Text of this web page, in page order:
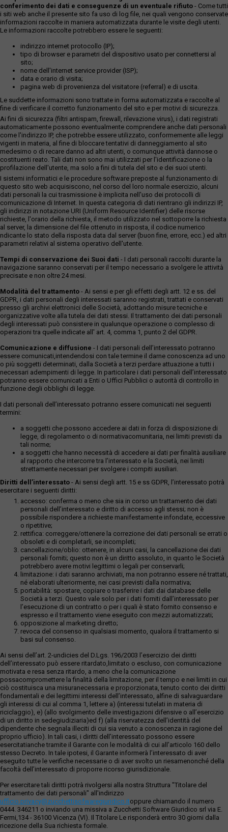
conferimento dei dati e conseguenze di un eventuale rifiuto - Come tutti
i siti web anche il presente sito fa uso di log file, nei quali vengono conservate
informazioni raccolte in maniera automatizzata durante le visite degli utenti.
Le informazioni raccolte potrebbero essere le seguenti:
indirizzo internet protocollo (IP);
tipo di browser e parametri del dispositivo usato per connettersi al
sito;
nome dell'internet service provider (ISP);
data e orario di visita;
pagina web di provenienza del visitatore (referral) e di uscita.
Le suddette informazioni sono trattate in forma automatizzata e raccolte al
fine di verificare il corretto funzionamento del sito e per motivi di sicurezza.
Ai fini di sicurezza (filtri antispam, firewall, rilevazione virus), i dati registrati
automaticamente possono eventualmente comprendere anche dati personali
come l'indirizzo IP, che potrebbe essere utilizzato, conformemente alle leggi
vigenti in materia, al fine di bloccare tentativi di danneggiamento al sito
medesimo o di recare danno ad altri utenti, o comunque attività dannose o
costituenti reato. Tali dati non sono mai utilizzati per l'identificazione o la
profilazione dell'utente, ma solo a fini di tutela del sito e dei suoi utenti.
I sistemi informatici e le procedure software preposte al funzionamento di
questo sito web acquisiscono, nel corso del loro normale esercizio, alcuni
dati personali la cui trasmissione è implicita nell'uso dei protocolli di
comunicazione di Internet. In questa categoria di dati rientrano gli indirizzi IP,
gli indirizzi in notazione URI (Uniform Resource Identifier) delle risorse
richieste, l'orario della richiesta, il metodo utilizzato nel sottoporre la richiesta
al server, la dimensione del file ottenuto in risposta, il codice numerico
ndicante lo stato della risposta data dal server (buon fine, errore, ecc.) ed altri
parametri relativi al sistema operativo dell'utente.
Tempi di conservazione dei Suoi dati - I dati personali raccolti durante la
navigazione saranno conservati per il tempo necessario a svolgere le attività
precisate e non oltre 24 mesi.
Modalità del trattamento - Ai sensi e per gli effetti degli artt. 12 e ss. del
GDPR, i dati personali degli interessati saranno registrati, trattati e conservati
presso gli archivi elettronici delle Società, adottando misure tecniche e
organizzative volte alla tutela dei dati stessi. Il trattamento dei dati personali
degli interessati può consistere in qualunque operazione o complesso di
operazioni tra quelle indicate all' art. 4, comma 1, punto 2 del GDPR.
Comunicazione e diffusione - I dati personali dell’interessato potranno
essere comunicati,intendendosi con tale termine il darne conoscenza ad uno
o più soggetti determinati, dalla Società a terzi perdare attuazione a tutti i
necessari adempimenti di legge. In particolare i dati personali dell’interessato
potranno essere comunicati a Enti o Uffici Pubblici o autorità di controllo in
funzione degli obblighi di legge.
I dati personali dell’interessato potranno essere comunicati nei seguenti
termini:
a soggetti che possono accedere ai dati in forza di disposizione di
legge, di regolamento o di normativacomunitaria, nei limiti previsti da
tali norme;
a soggetti che hanno necessità di accedere ai dati per finalità ausiliare
al rapporto che intercorre tra l’interessato e la Società, nei limiti
strettamente necessari per svolgere i compiti ausiliari.
Diritti dell’interessato - Ai sensi degli artt. 15 e ss GDPR, l’interessato potrà
esercitare i seguenti diritti:
accesso: conferma o meno che sia in corso un trattamento dei dati
personali dell’interessato e diritto di accesso agli stessi; non è
possibile rispondere a richieste manifestamente infondate, eccessive
o ripetitive;
rettifica: correggere/ottenere la correzione dei dati personali se errati o
obsoleti e di completarli, se incompleti;
cancellazione/oblio: ottenere, in alcuni casi, la cancellazione dei dati
personali forniti; questo non è un diritto assoluto, in quanto le Società
potrebbero avere motivi legittimi o legali per conservarli;
limitazione: i dati saranno archiviati, ma non potranno essere né trattati,
né elaborati ulteriormente, nei casi previsti dalla normativa;
portabilità: spostare, copiare o trasferire i dati dai database delle
Società a terzi. Questo vale solo per i dati forniti dall’interessato per
l’esecuzione di un contratto o per i quali è stato fornito consenso e
espresso e il trattamento viene eseguito con mezzi automatizzati;
opposizione al marketing diretto;
revoca del consenso in qualsiasi momento, qualora il trattamento si
basi sul consenso.
Ai sensi dell’art. 2-undicies del D.Lgs. 196/2003 l’esercizio dei diritti
dell’interessato può essere ritardato,limitato o escluso, con comunicazione
motivata e resa senza ritardo, a meno che la comunicazione
possacompromettere la finalità della limitazione, per il tempo e nei limiti in cui
ciò costituisca una misuranecessaria e proporzionata, tenuto conto dei diritti
fondamentali e dei legittimi interessi dell’interessato, alfine di salvaguardare
gli interessi di cui al comma 1, lettere a) (interessi tutelati in materia di
riciclaggio), e) (allo svolgimento delle investigazioni difensive o all’esercizio
di un diritto in sedegiudiziaria)ed f) (alla riservatezza dell’identità del
dipendente che segnala illeciti di cui sia venuto a conoscenza in ragione del
proprio ufficio). In tali casi, i diritti dell’interessato possono essere
esercitatianche tramite il Garante con le modalità di cui all’articolo 160 dello
stesso Decreto. In tale ipotesi, il Garante informerà l’interessato di aver
eseguito tutte le verifiche necessarie o di aver svolto un riesamenonché della
facoltà dell’interessato di proporre ricorso giurisdizionale.
Per esercitare tali diritti potrà rivolgersi alla nostra Struttura "Titolare del
trattamento dei dati personali" all'indirizzo
ufficio.privacy@zucchettisofwaregiuridico.itoppure chiamando il numero
0444. 346211 o inviando una missiva a Zucchetti Software Giuridico srl via E.
Fermi,134 - 36100 Vicenza (VI). Il Titolare Le risponderà entro 30 giorni dalla
ricezione della Sua richiesta formale.